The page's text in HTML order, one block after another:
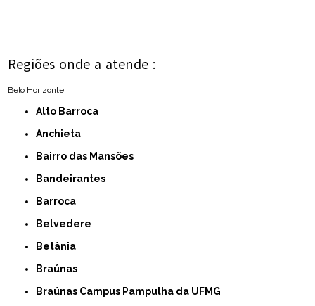
Regiões onde a atende :
Belo Horizonte
Alto Barroca
Anchieta
Bairro das Mansões
Bandeirantes
Barroca
Belvedere
Betânia
Braúnas
Braúnas Campus Pampulha da UFMG